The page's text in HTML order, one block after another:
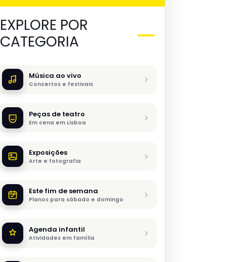
EXPLORE POR
CATEGORIA
Música ao vivo
Concertos e festivais
Peças de teatro
Em cena em Lisboa
Exposições
Arte e fotografia
Este fim de semana
Planos para sábado e domingo
Agenda infantil
Atividades em família